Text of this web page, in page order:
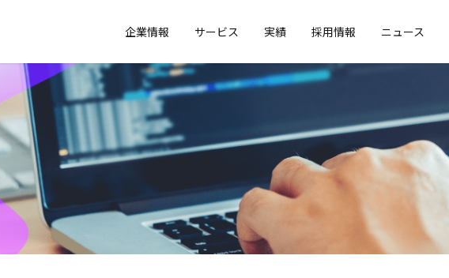
企業情報 サービス 実績 採用情報 ニュース